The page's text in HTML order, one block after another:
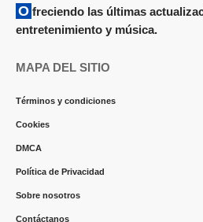
Ofreciendo las últimas actualizaciones y noticias sobre
entretenimiento y música.
MAPA DEL SITIO
Términos y condiciones
Cookies
DMCA
Política de Privacidad
Sobre nosotros
Contáctanos